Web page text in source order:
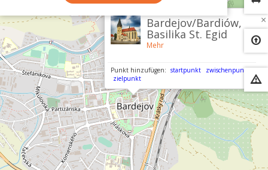
×
Bardejov/Bardiów,
Basilika St. Egid
Mehr
Punkt hinzufügen: startpunkt
zwischenpunkt
zielpunkt